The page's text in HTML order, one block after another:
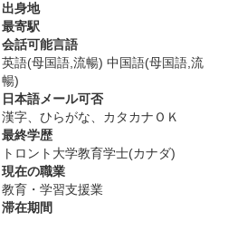
出身地
最寄駅
会話可能言語
英語(母国語,流暢) 中国語(母国語,流
暢)
日本語メール可否
漢字、ひらがな、カタカナＯＫ
最終学歴
トロント大学教育学士(カナダ)
現在の職業
教育・学習支援業
滞在期間